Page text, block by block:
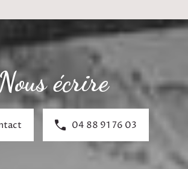
écrire
04 88 91 76 03